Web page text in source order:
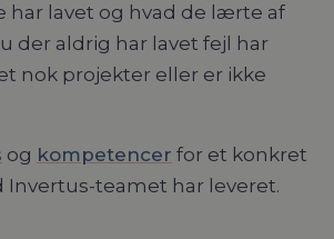
har lavet og hvad de lærte af
der aldrig har lavet fejl har
nok projekter eller er ikke
og kompetencer for et konkret
Invertus-teamet har leveret.